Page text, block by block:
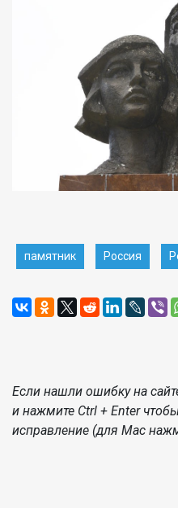
памятник Россия
Если нашли ошибку на
и нажмите Ctrl + Enter
исправление (для Mac